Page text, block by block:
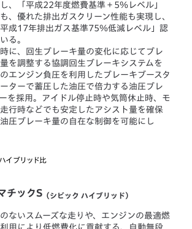
、「平成22年度燃費基準＋5％レベル」
、優れた排出ガスクリーン性能も実現し、
成17年排出ガス基準75％低減レベル」認
る。
に、回生ブレーキ量の変化に応じてブレ
を調整する協調回生ブレーキシステムを
エンジン負圧を利用したブレーキブースタ
ターで蓄圧した油圧で倍力する油圧ブレ
を採用。アイドル停止時や気筒休止時、モ
行時などでも安定したアシスト量を確保
圧ブレーキ量の自在な制御を可能にし
イブリッド比
チックS （シビック ハイブリッド）
ないスムーズな走りや、エンジンの最適燃